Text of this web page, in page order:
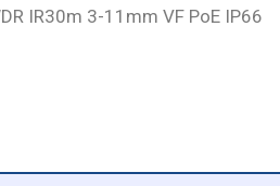
IR30m 3-11mm VF PoE IP66